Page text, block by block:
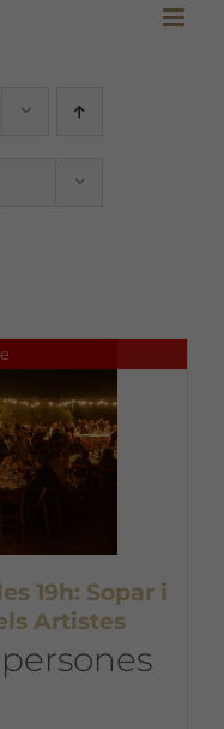
19h: Sopar i
Artistes